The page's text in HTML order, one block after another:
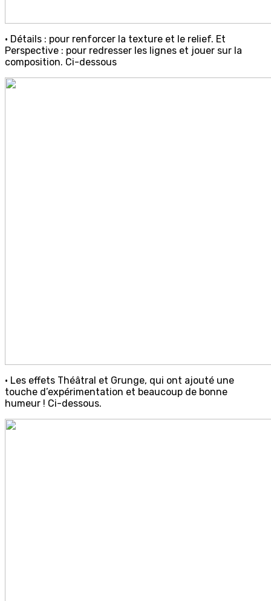
• Détails : pour renforcer la texture et le relief. Et
Perspective : pour redresser les lignes et jouer sur la
composition. Ci-dessous
• Les effets Théâtral et Grunge, qui ont ajouté une
touche d’expérimentation et beaucoup de bonne
humeur ! Ci-dessous.